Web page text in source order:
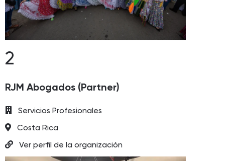
2
RJM Abogados (Partner)
Servicios Profesionales
Costa Rica
Ver perfil de la organización